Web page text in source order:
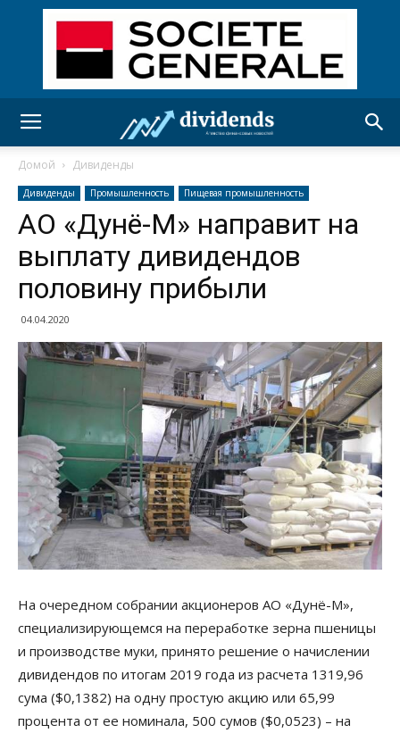
Домой Дивиденды
Дивиденды Промышленность Пищевая промышленность
АО «Дунё-М» направит на
выплату дивидендов
половину прибыли
04.04.2020
На очередном собрании акционеров АО «Дунё-М»,
специализирующемся на переработке зерна пшеницы
и производстве муки, принято решение о начислении
дивидендов по итогам 2019 года из расчета 1319,96
сума ($0,1382) на одну простую акцию или 65,99
процента от ее номинала, 500 сумов ($0,0523) – на